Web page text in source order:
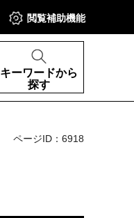
閲覧補助機能
キーワードから
探す
ページID：6918